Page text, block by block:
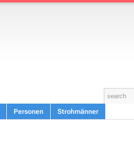
Personen Strohmänner